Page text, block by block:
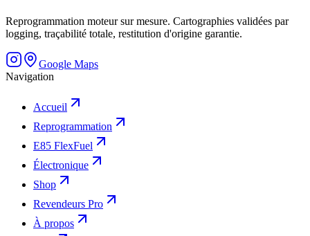
Reprogrammation moteur sur mesure. Cartographies validées par
logging, traçabilité totale, restitution d'origine garantie.
Google Maps
Navigation
Accueil
Reprogrammation
E85 FlexFuel
Électronique
Shop
Revendeurs Pro
À propos